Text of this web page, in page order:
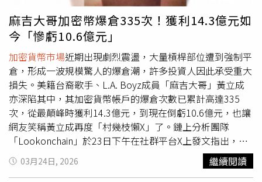
關注。部分網友對其支付金額表示驚訝，認為已超出一般投
資人資產規模，也有人留言質疑其交易策略與實際獲利情
況。另一方面，黃立成過去在
情況，此次再度公開數據與發言，也被視為其一貫高風險操
作風格的延續。其「要嘛贏、要嘛被清算」的說法，亦成為
討論焦點。黃立成持續以高槓桿、高頻率方式參與市場，其
公開的交易數據與個人發言，不僅反映其投資策略，也再度
引發外界對加密貨幣市場風險與操作模式的關注。黃立成曬
出Hyperliquid後台截圖，手續費逼近200萬美元。（圖／翻
攝自X，@machibigbrother）
麻吉大哥加密幣爆倉335次！獲利14.3億元如
今「慘虧10.6億元」
加密貨幣市場近期出現劇烈震盪，大量槓桿部位遭到強制平
倉，形成一波規模驚人的爆倉潮，許多投資人因此承受重大
損失。美籍台裔歌手、L.A. Boyz成員「麻吉大哥」黃立成
亦深陷其中，其加密貨幣帳戶的爆倉次數已累計高達335
次，從最顛峰時獲利14.3億元，到現在倒虧10.6億元，也讓
網友笑稱黃立成再度「村幾枝懶X」了。鏈上分析團隊
「Lookonchain」於23日下午在社群平台X上發文指出，隨
著市場波動進一步加劇，黃立成的加密資產帳戶再度遭到強
制平倉，資金持續被侵蝕，目前帳戶餘額僅剩30,268美元，
03月24日, 2026 繼續閱讀